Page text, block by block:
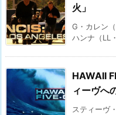
火」
G・カレン
ハンナ（LL
HAWAII
ィーヴへ
スティーヴ